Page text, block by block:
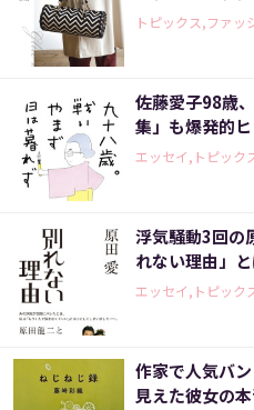
トピックス,ファッ
佐藤愛子98歳
集」も爆発的ヒ
エッセイ,トピック
浮気騒動3回の
れない理由」と
エッセイ,トピック
作家で人気バ
見えた彼女の本